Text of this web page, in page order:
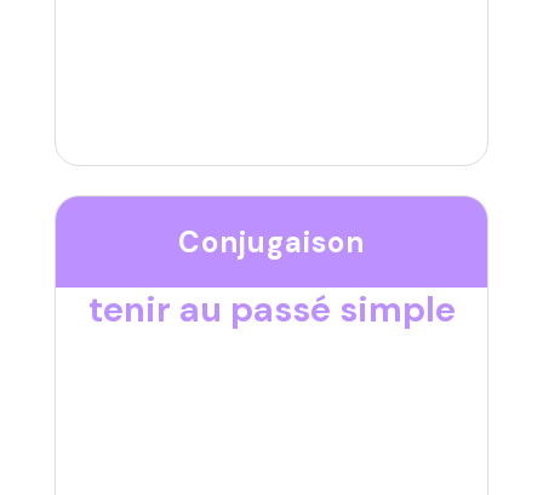
Conjugaison
tenir au passé simple